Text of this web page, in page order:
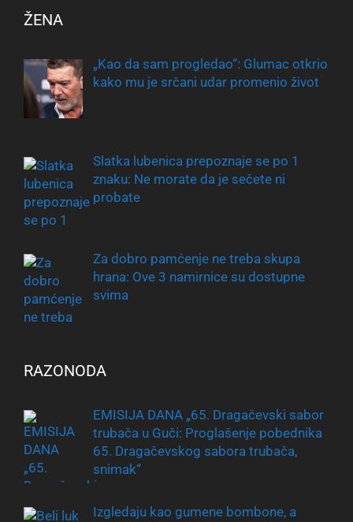
ŽENA
„Kao da sam progledao“: Glumac otkrio
kako mu je srčani udar promenio život
Slatka lubenica prepoznaje se po 1
znaku: Ne morate da je sečete ni
probate
Za dobro pamćenje ne treba skupa
hrana: Ove 3 namirnice su dostupne
svima
RAZONODA
EMISIJA DANA „65. Dragačevski sabor
trubača u Guči: Proglašenje pobednika
65. Dragačevskog sabora trubača,
snimak“
Izgledaju kao gumene bombone, a